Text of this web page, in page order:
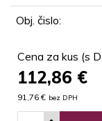
Obj. čislo:
Cena za kus (s
112,86 €
91,76 € bez DPH